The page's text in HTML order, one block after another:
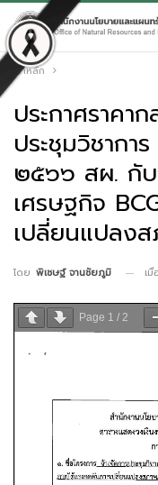
หน้าหลัก
ประกาศราคา
ประชุมวิชากา
๒๕๖๖ สผ. กับ
เศรษฐกิจ
เปลี่ยนแปลง
โดย พิเชษฐ์ จานชัยภูมิ เมื่
Page 1 / 2